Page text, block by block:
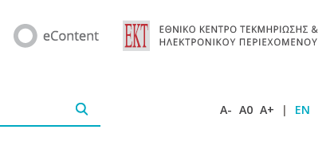
A- A0 A+ | EN